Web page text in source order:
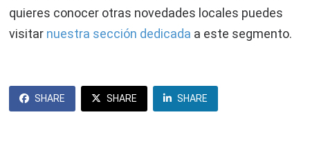
quieres conocer otras novedades locales puedes
visitar nuestra sección dedicada a este segmento.
SHARE SHARE SHARE